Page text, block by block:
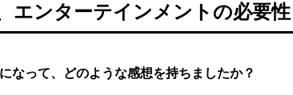
エンターテインメントの必要性
なって、どのような感想を持ちましたか？